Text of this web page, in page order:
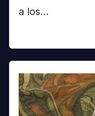
a los…